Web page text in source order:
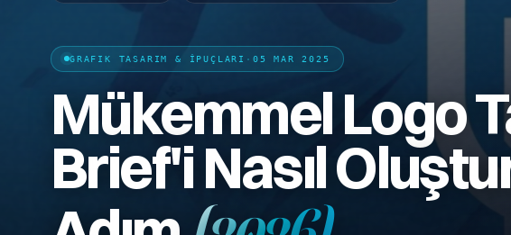
GRAFIK TASARIM & İPUÇLARI · 05 MAR 2025
Mükemmel Logo
Brief'i Nasıl